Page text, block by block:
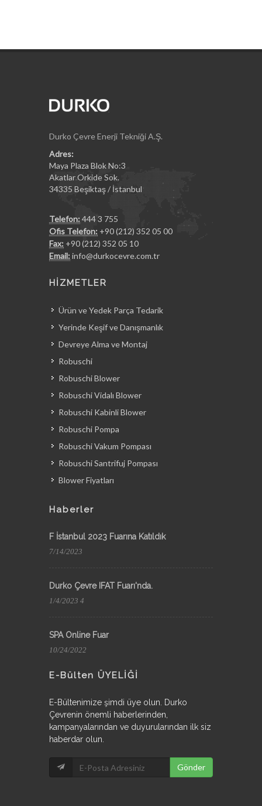
Durko Çevre Enerji Tekniği A.Ş.
Adres:
Maya Plaza Blok No:3
Akatlar Orkide Sok.
34335 Beşiktaş / İstanbul
Telefon: 444 3 755
Ofis Telefon: +90 (212) 352 05 00
Fax: +90 (212) 352 05 10
Email: info@durkocevre.com.tr
HİZMETLER
Ürün ve Yedek Parça Tedarik
Yerinde Keşif ve Danışmanlık
Devreye Alma ve Montaj
Robuschi
Robuschi Blower
Robuschi Vidalı Blower
Robuschi Kabinli Blower
Robuschi Pompa
Robuschi Vakum Pompası
Robuschi Santrifuj Pompası
Blower Fiyatları
Haberler
F İstanbul 2023 Fuarına Katıldık
7/14/2023
Durko Çevre IFAT Fuarı'nda.
1/4/2023 4
SPA Online Fuar
10/24/2022
E-Bülten ÜYELİĞİ
E-Bültenimize şimdi üye olun. Durko
Çevrenin önemli haberlerinden,
kampanyalarından ve duyurularından ilk siz
haberdar olun.